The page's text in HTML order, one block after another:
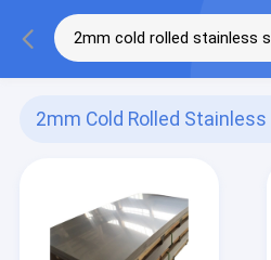
2mm Cold Rolled